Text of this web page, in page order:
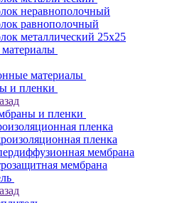
неравнополочный
равнополочный
металлический 25х25
материалы
и пленки
и пленки
пленка
пленка
мембрана
мембрана